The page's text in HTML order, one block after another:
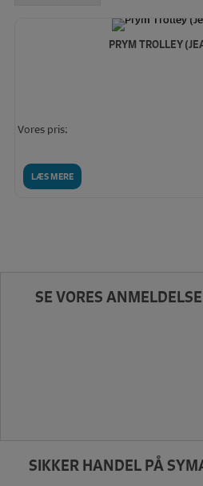
PRYM TROLLEY
LÆS MERE
Vores pris:
SE VORES
SIKKER HANDEL PÅ